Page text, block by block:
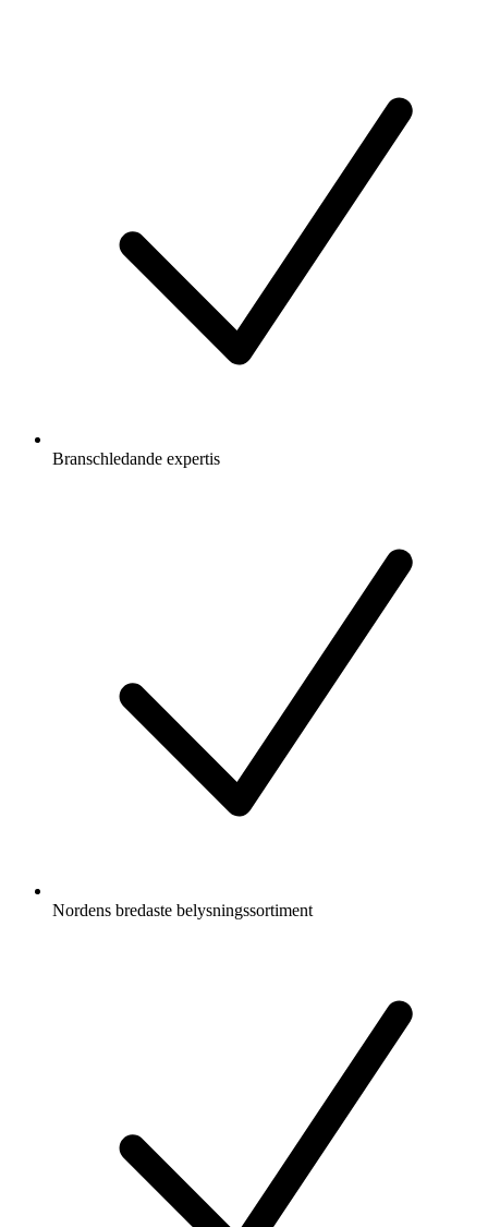
Branschledande expertis
Nordens bredaste belysningssortiment